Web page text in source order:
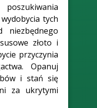
tych
niezbędnego
złoto i
przyczynia
Opanuj
i stań się
za ukrytymi